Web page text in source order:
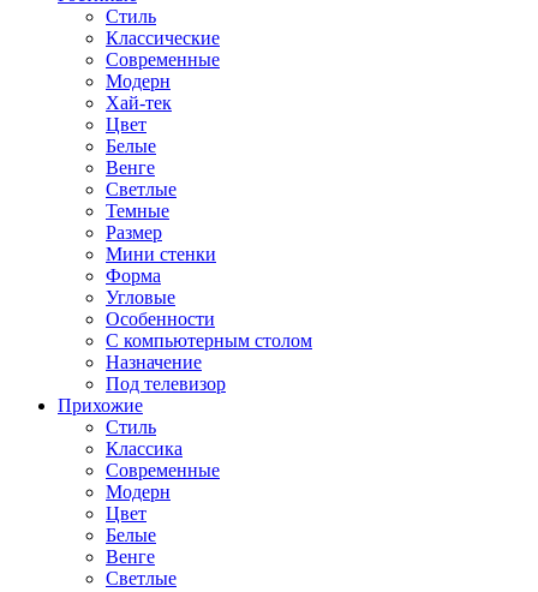
Стиль
Классические
Современные
Модерн
Хай-тек
Цвет
Белые
Венге
Светлые
Темные
Размер
Мини стенки
Форма
Угловые
Особенности
С компьютерным столом
Назначение
Под телевизор
Прихожие
Стиль
Классика
Современные
Модерн
Цвет
Белые
Венге
Светлые